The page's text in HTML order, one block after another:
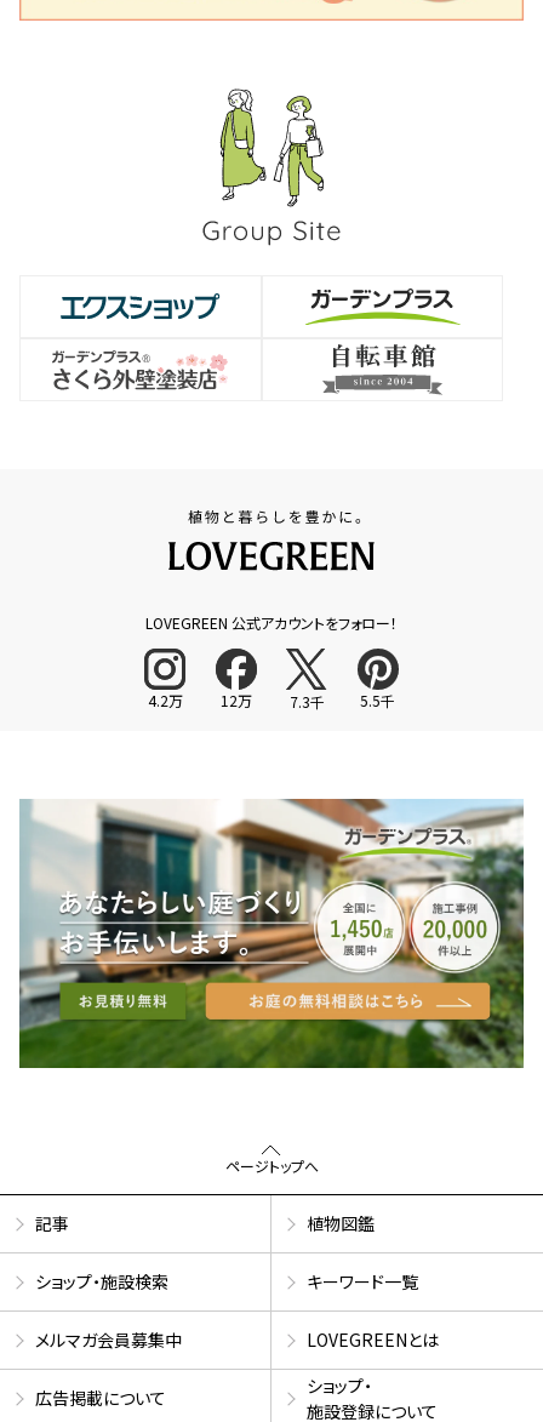
LOVEGREEN 公式アカウントをフォロー！
4.2万 12万 7.3千 5.5千
ページトップへ
記事 植物図鑑
ショップ・施設検索 キーワード一覧
メルマガ会員募集中 LOVEGREENとは
広告掲載について
ショップ・
施設登録について